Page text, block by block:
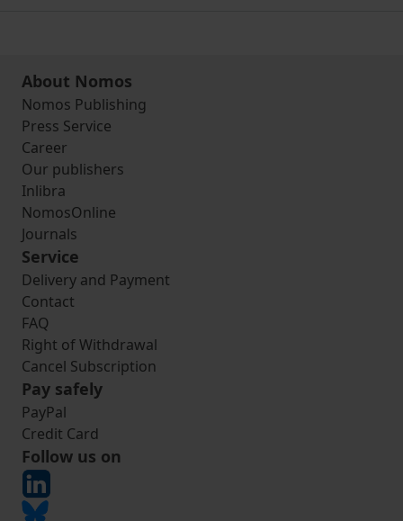
About Nomos
Nomos Publishing
Press Service
Career
Our publishers
Inlibra
NomosOnline
Journals
Service
Delivery and Payment
Contact
FAQ
Right of Withdrawal
Cancel Subscription
Pay safely
PayPal
Credit Card
Follow us on